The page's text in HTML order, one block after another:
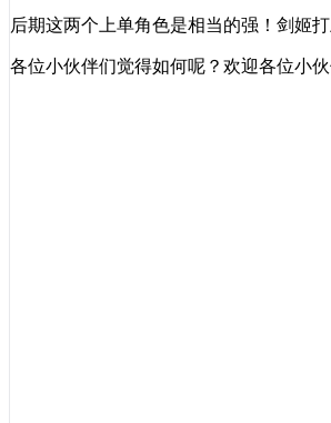
后期这两个上单角色是相当的强！剑姬
各位小伙伴们觉得如何呢？欢迎各位小